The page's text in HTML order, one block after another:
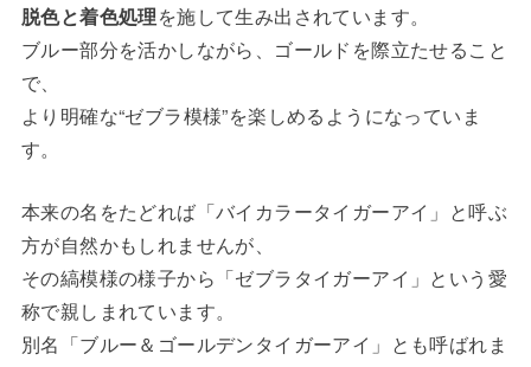
脱色と着色処理を施して生み出されています。
ブルー部分を活かしながら、ゴールドを際立たせること
で、
より明確な“ゼブラ模様”を楽しめるようになっていま
す。
本来の名をたどれば「バイカラータイガーアイ」と呼ぶ
方が自然かもしれませんが、
その縞模様の様子から「ゼブラタイガーアイ」という愛
称で親しまれています。
別名「ブルー＆ゴールデンタイガーアイ」とも呼ばれま